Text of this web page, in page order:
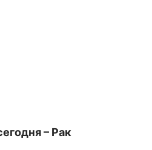
– Рак